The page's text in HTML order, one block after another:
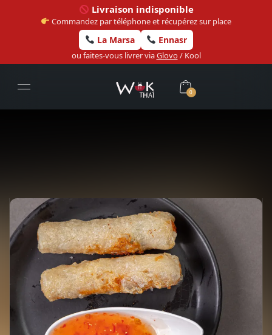
Livraison indisponible
Commandez par téléphone et récupérez sur place
La Marsa Ennasr
ou faites-vous livrer viaGlovo/ Kool
0